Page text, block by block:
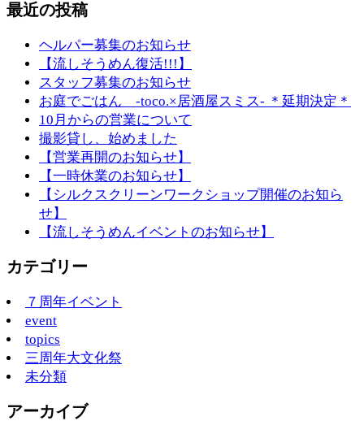
最近の投稿
ヘルパー募集のお知らせ
【流しそうめん復活!!!】
スタッフ募集のお知らせ
お庭でごはん -toco.×居酒屋スミス- ＊延期決定＊
10月からの営業について
撮影貸し、始めました
【営業再開のお知らせ】
【一時休業のお知らせ】
【シルクスクリーンワークショップ開催のお知ら
せ】
【流しそうめんイベントのお知らせ】
カテゴリー
７周年イベント
event
topics
三周年大文化祭
未分類
アーカイブ